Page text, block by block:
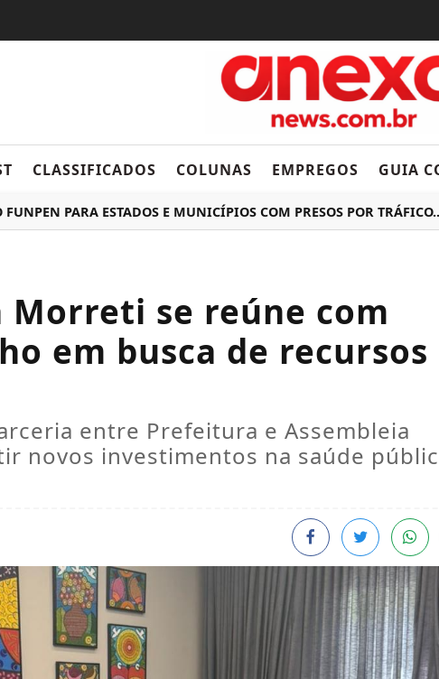
CLASSIFICADOS COLUNAS EMPREGOS GUIA
PARA ESTADOS E MUNICÍPIOS COM PRESOS POR TRÁFICO...
Morreti se reúne com
em busca de recursos
entre Prefeitura e Assembleia
novos investimentos na saúde